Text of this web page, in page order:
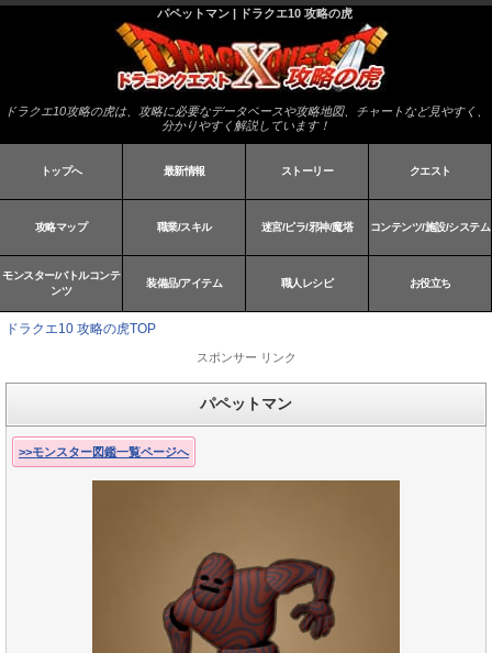
パペットマン | ドラクエ10 攻略の虎
ドラクエ10攻略の虎は、攻略に必要なデータベースや攻略地図、チャートなど見やすく、
分かりやすく解説しています！
トップへ 最新情報 ストーリー クエスト
攻略マップ 職業/スキル 迷宮/ピラ/邪神/魔塔 コンテンツ/施設/システム
モンスター/バトルコンテ
ンツ
装備品/アイテム 職人レシピ お役立ち
ドラクエ10 攻略の虎TOP
スポンサー リンク
パペットマン
>>モンスター図鑑一覧ページへ